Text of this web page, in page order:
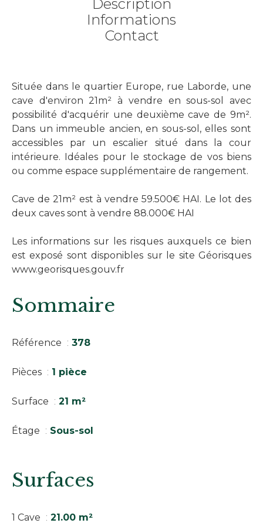
Description
Informations
Contact
Située dans le quartier Europe, rue Laborde, une
cave d'environ 21m² à vendre en sous-sol avec
possibilité d'acquérir une deuxième cave de 9m².
Dans un immeuble ancien, en sous-sol, elles sont
accessibles par un escalier situé dans la cour
intérieure. Idéales pour le stockage de vos biens
ou comme espace supplémentaire de rangement.
Cave de 21m² est à vendre 59.500€ HAI. Le lot des
deux caves sont à vendre 88.000€ HAI
Les informations sur les risques auxquels ce bien
est exposé sont disponibles sur le site Géorisques
www.georisques.gouv.fr
Sommaire
Référence 378
Pièces 1 pièce
Surface 21 m²
Étage Sous-sol
Surfaces
1 Cave 21.00 m²